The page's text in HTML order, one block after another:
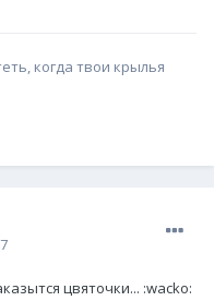
когда твои крылья
цвяточки... :wacko: